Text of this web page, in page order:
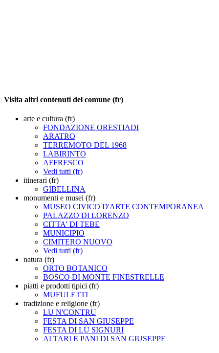
Visita altri contenuti del comune (fr)
arte e cultura (fr)
FONDAZIONE ORESTIADI
ARATRO
TERREMOTO DEL 1968
LABIRINTO
AFFRESCO
Vedi tutti (fr)
itinerari (fr)
GIBELLINA
monumenti e musei (fr)
MUSEO CIVICO D'ARTE CONTEMPORANEA
PALAZZO DI LORENZO
CITTA' DI TEBE
MUNICIPIO
CIMITERO NUOVO
Vedi tutti (fr)
natura (fr)
ORTO BOTANICO
BOSCO DI MONTE FINESTRELLE
piatti e prodotti tipici (fr)
MUFULETTI
tradizione e religione (fr)
LU N'CONTRU
FESTA DI SAN GIUSEPPE
FESTA DI LU SIGNURI
ALTARI E PANI DI SAN GIUSEPPE